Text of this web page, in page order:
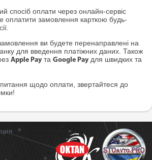
спосіб оплати через онлайн-сервіс
оплатити замовлення карткою будь-
ви будете перенаправлені на
для введення платіжних даних. Також
Apple Pay та Google Pay для швидких та
щодо оплати, звертайтеся до